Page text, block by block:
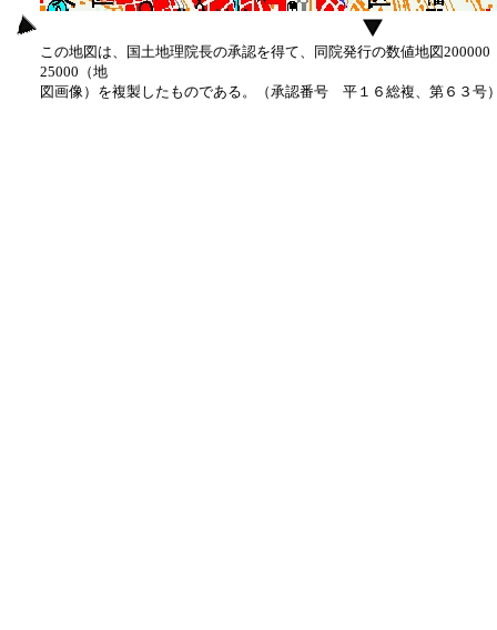
この地図は、国土地理院長の承認を得て、同院発行の数値地図
25000（地
図画像）を複製したものである。（承認番号 平１６総複、第６３号